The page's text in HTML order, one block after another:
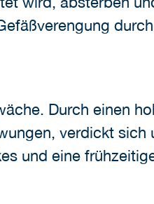
Durch einen
verdickt sich
und eine